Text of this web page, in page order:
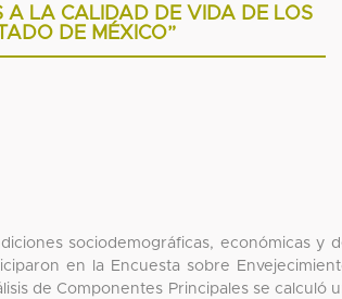
A LA CALIDAD DE VIDA DE LOS
DE MÉXICO”
sociodemográficas, económicas y
en la Encuesta sobre
de Componentes Principales se calculó